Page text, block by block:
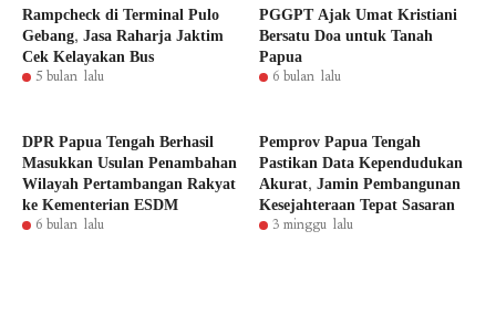
Rampcheck di Terminal Pulo
Gebang, Jasa Raharja Jaktim
Cek Kelayakan Bus
5 bulan lalu
PGGPT Ajak Umat Kristiani
Bersatu Doa untuk Tanah
Papua
6 bulan lalu
DPR Papua Tengah Berhasil
Masukkan Usulan Penambahan
Wilayah Pertambangan Rakyat
ke Kementerian ESDM
6 bulan lalu
Pemprov Papua Tengah
Pastikan Data Kependudukan
Akurat, Jamin Pembangunan
Kesejahteraan Tepat Sasaran
3 minggu lalu